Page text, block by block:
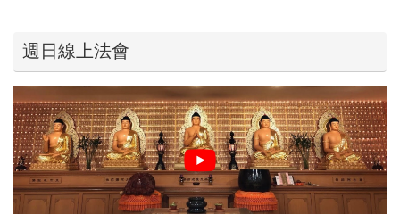
週日線上法會